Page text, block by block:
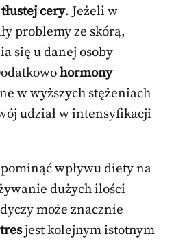
cery. Jeżeli w
problemy ze skórą,
się u danej osoby
hormony
w wyższych stężeniach
udział w intensyfikacji
wpływu diety na
dużych ilości
może znacznie
jest kolejnym istotnym